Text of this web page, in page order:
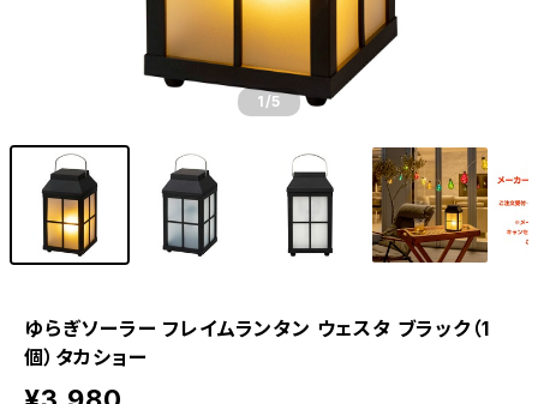
1 /5
ゆらぎソーラー フレイムランタン ウェスタ ブラック（1
個）タカショー